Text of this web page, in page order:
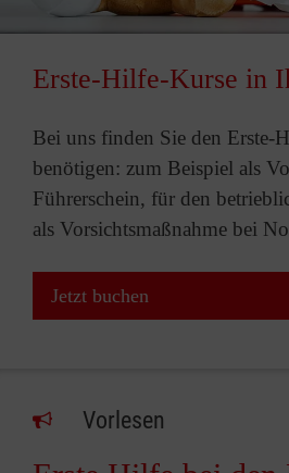
Erste-Hilfe-Kurse in
Bei uns finden Sie den Erste-
benötigen: zum Beispiel als
Führerschein, für den
als Vorsichtsmaßnahme bei
Jetzt buchen
Vorlesen